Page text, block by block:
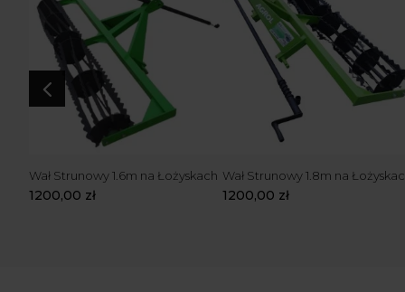
4
Wał Strunowy 1.6m na Łożyskach
1200,00 zł
Wał Strunowy 1.8m na
1200,00 zł